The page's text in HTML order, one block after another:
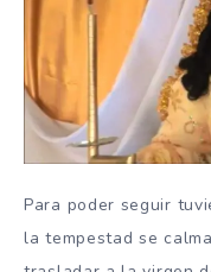
Para poder seguir
la tempestad se